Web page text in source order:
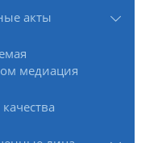
акты
медиация